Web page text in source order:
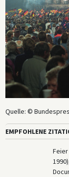
Quelle: ©
EMPFOHLENE